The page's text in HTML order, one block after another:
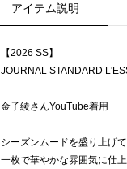
アイテム説明
【2026 SS】
JOURNAL STANDARD
金子綾さんYouTube着用
シーズンムードを盛り上げ
一枚で華やかな雰囲気に仕